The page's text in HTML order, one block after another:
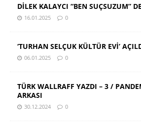
DİLEK KALAYCI “BEN SUÇSUZUM”
16.01.2025 0
‘TURHAN SELÇUK KÜLTÜR EVİ’
06.01.2025 0
TÜRK WALLRAFF YAZDI – 3 /
ARKASI
30.12.2024 0